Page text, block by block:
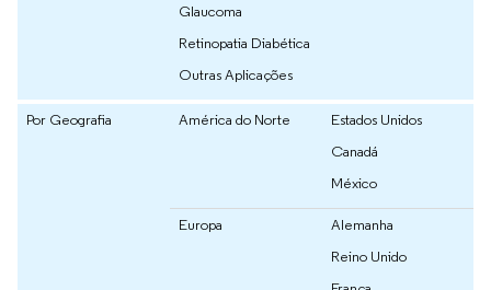
Glaucoma
Retinopatia Diabética
Outras Aplicações
Por Geografia América do Norte
Estados Unidos
Canadá
México
Europa
Alemanha
Reino Unido